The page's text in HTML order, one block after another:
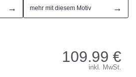
→ mehr mit diesem Motiv →
109.99 €
inkl. MwSt.